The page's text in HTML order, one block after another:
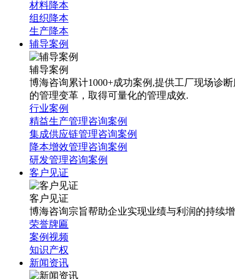
材料降本
组织降本
生产降本
辅导案例
辅导案例
博海咨询累计1000+成功案例,提供工厂现场诊
的管理变革，取得可量化的管理成效.
行业案例
精益生产管理咨询案例
集成供应链管理咨询案例
降本增效管理咨询案例
研发管理咨询案例
客户见证
客户见证
博海咨询宗旨帮助企业实现业绩与利润的持续
荣誉牌匾
案例视频
知识产权
新闻资讯